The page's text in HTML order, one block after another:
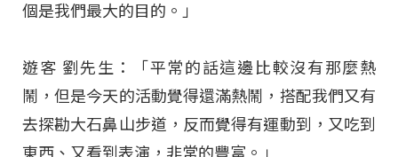
個是我們最大的目的。」
遊客 劉先生：「平常的話這邊比較沒有那麼熱
鬧，但是今天的活動覺得還滿熱鬧，搭配我們又有
去探勘大石鼻山步道，反而覺得有運動到，又吃到
東西、又看到表演，非常的豐富。」